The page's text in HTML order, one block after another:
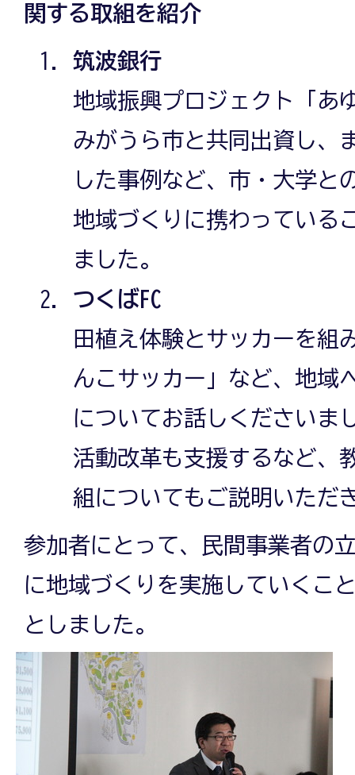
関する取組を紹介
筑波銀行
地域振興プロジェクト「あ
みがうら市と共同出資し、
した事例など、市・大学と
地域づくりに携わっている
ました。
つくばFC
田植え体験とサッカーを組
んこサッカー」など、地域
についてお話しくださいま
活動改革も支援するなど、
組についてもご説明いただ
参加者にとって、民間事業者の
に地域づくりを実施していくこ
としました。